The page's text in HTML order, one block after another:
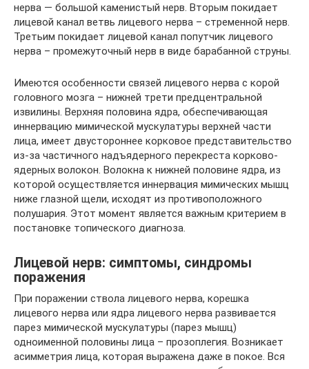
нерва — большой каменистый нерв. Вторым покидает
лицевой канал ветвь лицевого нерва – стременной нерв.
Третьим покидает лицевой канал попутчик лицевого
нерва – промежуточный нерв в виде барабанной струны.
Имеются особенности связей лицевого нерва с корой
головного мозга – нижней трети предцентральной
извилины. Верхняя половина ядра, обеспечивающая
иннервацию мимической мускулатуры верхней части
лица, имеет двустороннее корковое представительство
из-за частичного надъядерного перекреста корково-
ядерных волокон. Волокна к нижней половине ядра, из
которой осуществляется иннервация мимических мышц
ниже глазной щели, исходят из противоположного
полушария. Этот момент является важным критерием в
постановке топического диагноза.
Лицевой нерв: симптомы, синдромы
поражения
При поражении ствола лицевого нерва, корешка
лицевого нерва или ядра лицевого нерва развивается
парез мимической мускулатуры (парез мышц)
одноименной половины лица – прозоплегия. Возникает
асимметрия лица, которая выражена даже в покое. Вся